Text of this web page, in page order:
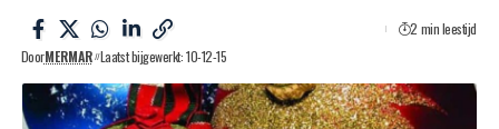
DoorMERMAR Laatst bijgewerkt: 10-12-15
2 min leestijd